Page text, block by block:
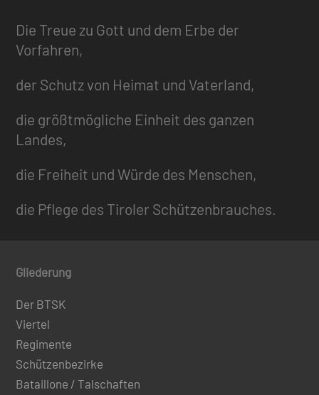
Die Treue zu Gott und dem Erbe der
Vorfahren,
der Schutz von Heimat und Vaterland,
die größtmögliche Einheit des ganzen
Landes,
die Freiheit und Würde des Menschen,
die Pflege des Tiroler Schützenbrauches.
Gliederung
Der BTSK
Viertel
Regimente
Schützenbezirke
Bataillone / Talschaften